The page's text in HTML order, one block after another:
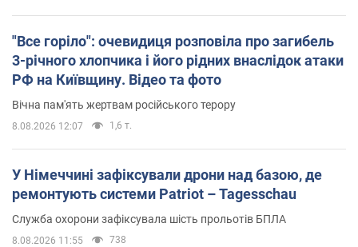
"Все горіло": очевидиця розповіла про загибель
3-річного хлопчика і його рідних внаслідок атаки
РФ на Київщину. Відео та фото
Вічна пам'ять жертвам російського терору
8.08.2026 12:07 1,6 т.
У Німеччині зафіксували дрони над базою, де
ремонтують системи Patriot – Tagesschau
Служба охорони зафіксувала шість прольотів БПЛА
8.08.2026 11:55 738